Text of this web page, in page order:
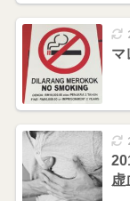
マ
虚